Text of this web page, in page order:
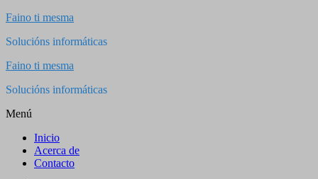
Saltar
contenido
Faino ti mesma
Solucións informáticas
Faino ti mesma
Solucións informáticas
Menú
Inicio
Acerca de
Contacto